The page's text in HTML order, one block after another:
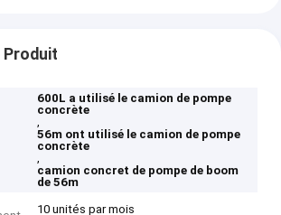
Produit
600L a utilisé le camion de pompe
concrète
,
56m ont utilisé le camion de pompe
concrète
,
camion concret de pompe de boom
de 56m
10 unités par mois